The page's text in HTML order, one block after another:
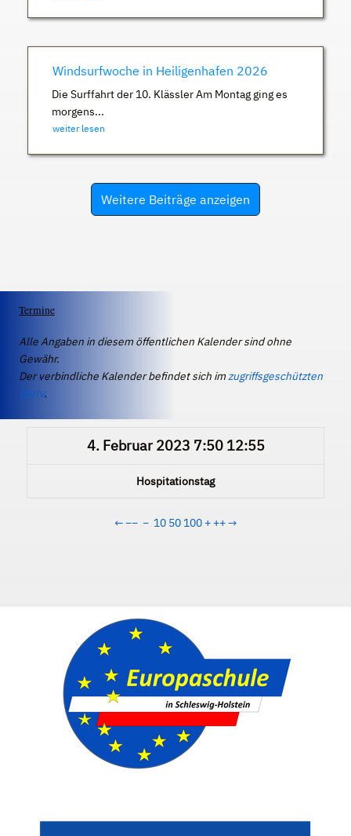
Windsurfwoche in Heiligenhafen 2026
Die Surffahrt der 10. Klässler Am Montag ging es
morgens...
weiter lesen
Weitere Beiträge anzeigen
Termine
Alle Angaben in diesem öffentlichen Kalender sind ohne
Gewähr.
Der verbindliche Kalender befindet sich imzugriffsgeschützten
IServ.
4. Februar 2023 7:50 12:55
Hospitationstag
← −− − 10 50 100 + ++→